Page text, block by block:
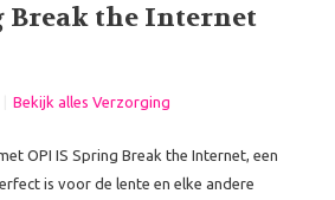
Break the Internet
Bekijk alles Verzorging
OPI IS Spring Break the Internet, een
is voor de lente en elke andere